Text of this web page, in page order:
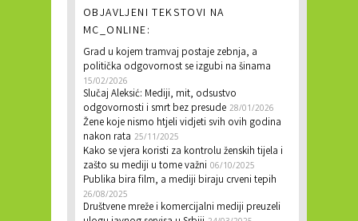
OBJAVLJENI TEKSTOVI NA
MC_ONLINE:
Grad u kojem tramvaj postaje zebnja, a
politička odgovornost se izgubi na šinama
15/02/2026
Slučaj Aleksić: Mediji, mit, odsustvo
odgovornosti i smrt bez presude 28/01/2026
Žene koje nismo htjeli vidjeti svih ovih godina
nakon rata 25/11/2025
Kako se vjera koristi za kontrolu ženskih tijela i
zašto su mediji u tome važni 06/10/2025
Publika bira film, a mediji biraju crveni tepih
26/08/2025
Društvene mreže i komercijalni mediji preuzeli